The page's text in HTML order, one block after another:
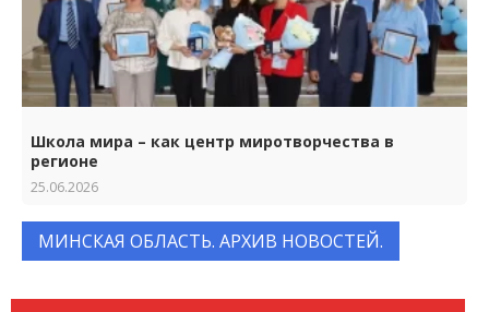
Школа мира – как центр миротворчества в
регионе
25.06.2026
МИНСКАЯ ОБЛАСТЬ. АРХИВ НОВОСТЕЙ.